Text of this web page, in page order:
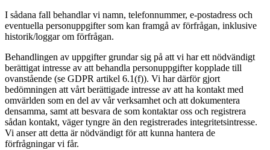
I sådana fall behandlar vi namn, telefonnummer, e-postadress och
eventuella personuppgifter som kan framgå av förfrågan, inklusive
historik/loggar om förfrågan.
Behandlingen av uppgifter grundar sig på att vi har ett nödvändigt
berättigat intresse av att behandla personuppgifter kopplade till
ovanstående (se GDPR artikel 6.1(f)). Vi har därför gjort
bedömningen att vårt berättigade intresse av att ha kontakt med
omvärlden som en del av vår verksamhet och att dokumentera
densamma, samt att besvara de som kontaktar oss och registrera
sådan kontakt, väger tyngre än den registrerades integritetsintresse.
Vi anser att detta är nödvändigt för att kunna hantera de
förfrågningar vi får.